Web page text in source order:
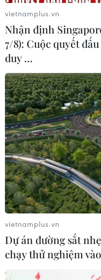
Cục Hàng không
nhiều đường bay
25/12/2021 03:25
Theo lãnh đạo Cục
ứng dự kiến cho dịp cao
14.000 chuyến bay với
vietnamplus.vn
Nhận định
7/8): Cuộc quyết
duy …
vietnamplus.vn
Dự án đường sắt
chạy thử nghiệm